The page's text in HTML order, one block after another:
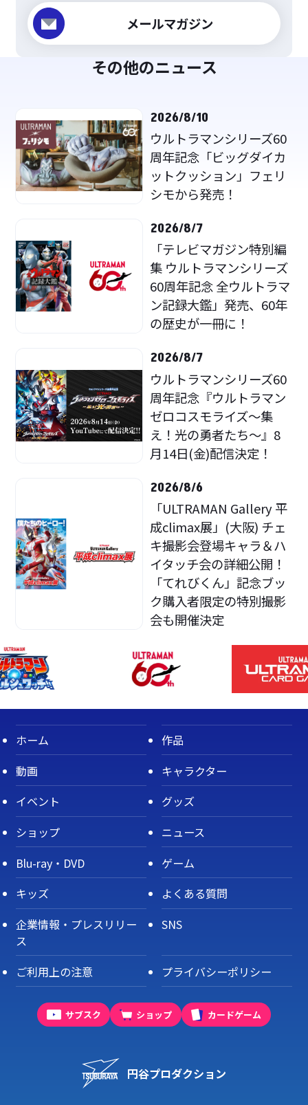
メールマガジン
その他のニュース
2026/8/10
ウルトラマンシリーズ60
周年記念「ビッグダイカ
ットクッション」フェリ
シモから発売！
2026/8/7
「テレビマガジン特別編
集 ウルトラマンシリーズ
60周年記念 全ウルトラマ
ン記録大鑑」発売、60年
の歴史が一冊に！
2026/8/7
ウルトラマンシリーズ60
周年記念『ウルトラマン
ゼロコスモライズ～集
え！光の勇者たち～』8
月14日(金)配信決定！
2026/8/6
「ULTRAMAN Gallery 平
成climax展」(大阪) チェ
キ撮影会登場キャラ＆ハ
イタッチ会の詳細公開！
「てれびくん」記念ブッ
ク購入者限定の特別撮影
会も開催決定
ホーム
作品
動画
キャラクター
イベント
グッズ
ショップ
ニュース
Blu-ray・DVD
ゲーム
キッズ
よくある質問
企業情報・プレスリリー
ス
SNS
ご利用上の注意 プライバシーポリシー
サブスク ショップ カードゲーム
円谷プロダクション